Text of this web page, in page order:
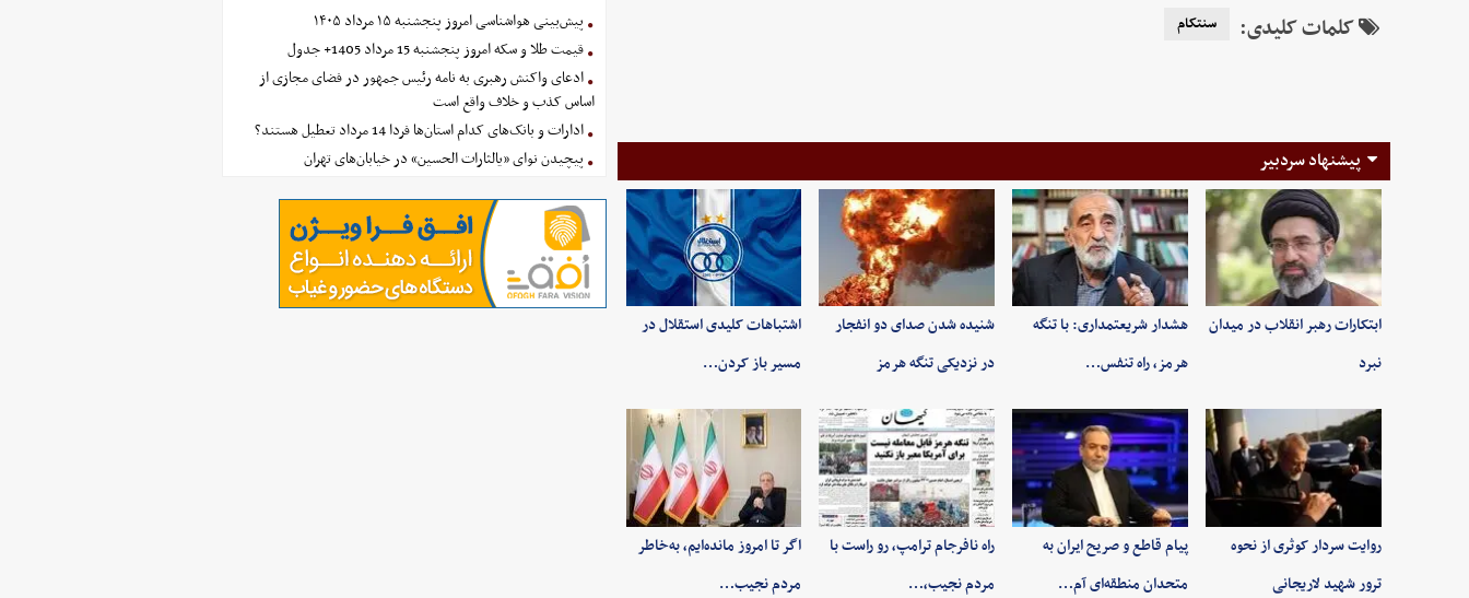
کلمات کلیدی: سنتکام
پیشنهاد سردبیر
ابتکارات رهبر انقلاب در میدان
نبرد
هشدار شریعتمداری: با تنگه
هرمز، راه تنفس…
شنیده شدن صدای دو انفجار
در نزدیکی تنگه هرمز
اشتباهات کلیدی استقلال در
مسیر باز کردن…
روایت سردار کوثری از نحوه
ترور شهید لاریجانی
پیام قاطع و صریح ایران به
متحدان منطقه‌ای آم…
راه نافرجام ترامپ، رو راست با
مردم نجیب،…
اگر تا امروز مانده‌ایم، به‌خاطر
مردم نجیب…
پیش‌بینی هواشناسی امروز پنجشنبه ۱۵ مرداد ۱۴۰۵
قیمت طلا و سکه امروز پنجشنبه 15 مرداد 1405+ جدول
ادعای واکنش رهبری به نامه رئیس جمهور در فضای مجازی از
اساس کذب و خلاف واقع است
ادارات و بانک‌های کدام استان‌ها فردا 14 مرداد تعطیل هستند؟
پیچیدن نوای «یالثارات الحسین» در خیابان‌های تهران